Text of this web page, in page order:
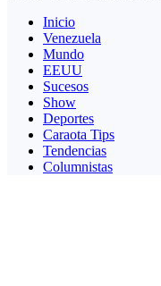
Inicio
Venezuela
Mundo
EEUU
Sucesos
Show
Deportes
Caraota Tips
Tendencias
Columnistas